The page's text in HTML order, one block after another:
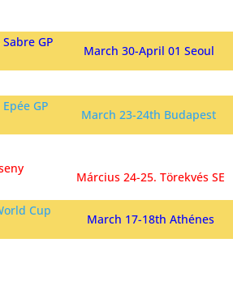
GP
March 30-April 01 Seoul
GP
March 23-24th Budapest
Március 24-25. Törekvés SE
Cup
March 17-18th Athénes